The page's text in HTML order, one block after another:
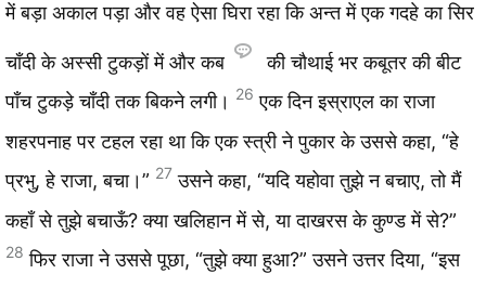
में बड़ा अकाल पड़ा और वह ऐसा घिरा रहा कि अन्त में एक गदहे का सिर
चाँदी के अस्सी टुकड़ों में और कब
की चौथाई भर कबूतर की बीट
पाँच टुकड़े चाँदी तक बिकने लगी। 26 एक दिन इस्राएल का राजा
शहरपनाह पर टहल रहा था कि एक स्त्री ने पुकार के उससे कहा, “हे
प्रभु, हे राजा, बचा।” 27 उसने कहा, “यदि यहोवा तुझे न बचाए, तो मैं
कहाँ से तुझे बचाऊँ? क्या खलिहान में से, या दाखरस के कुण्ड में से?”
28 फिर राजा ने उससे पूछा, “तुझे क्या हुआ?” उसने उत्तर दिया, “इस